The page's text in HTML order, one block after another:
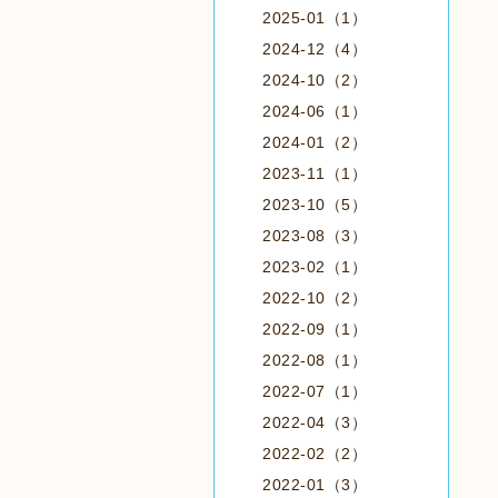
2025-01（1）
2024-12（4）
2024-10（2）
2024-06（1）
2024-01（2）
2023-11（1）
2023-10（5）
2023-08（3）
2023-02（1）
2022-10（2）
2022-09（1）
2022-08（1）
2022-07（1）
2022-04（3）
2022-02（2）
2022-01（3）